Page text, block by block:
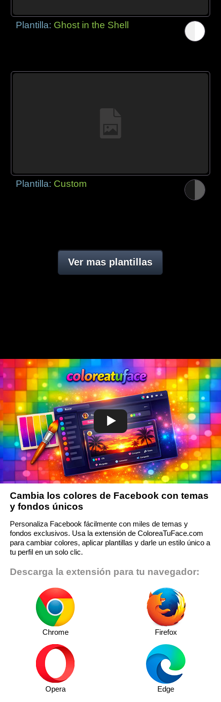
Plantilla: Ghost in the Shell
Plantilla: Custom
Ver mas plantillas
Cambia los colores de Facebook con temas
y fondos únicos
Personaliza Facebook fácilmente con miles de temas y
fondos exclusivos. Usa la extensión de ColoreaTuFace.com
para cambiar colores, aplicar plantillas y darle un estilo único a
tu perfil en un solo clic.
Descarga la extensión para tu navegador:
Chrome Firefox
Opera Edge